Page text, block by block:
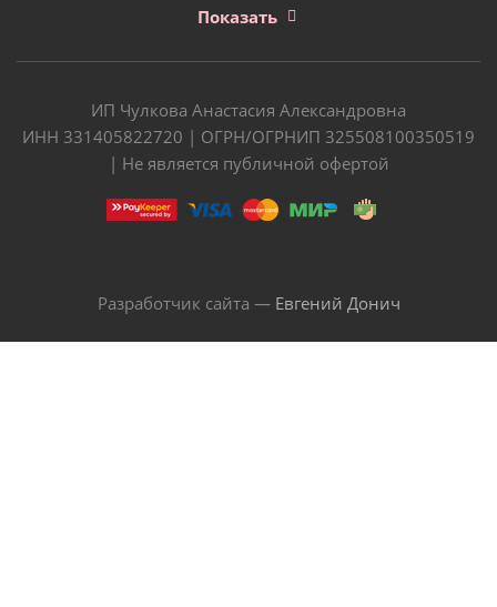
Показать
ИП Чулкова Анастасия Александровна
ИНН 331405822720 | ОГРН/ОГРНИП 325508100350519
| Не является публичной офертой
Разработчик сайта — Евгений Донич